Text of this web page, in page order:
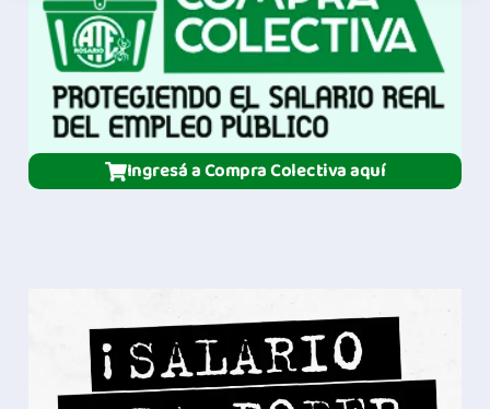
Ingresá a Compra Colectiva aquí